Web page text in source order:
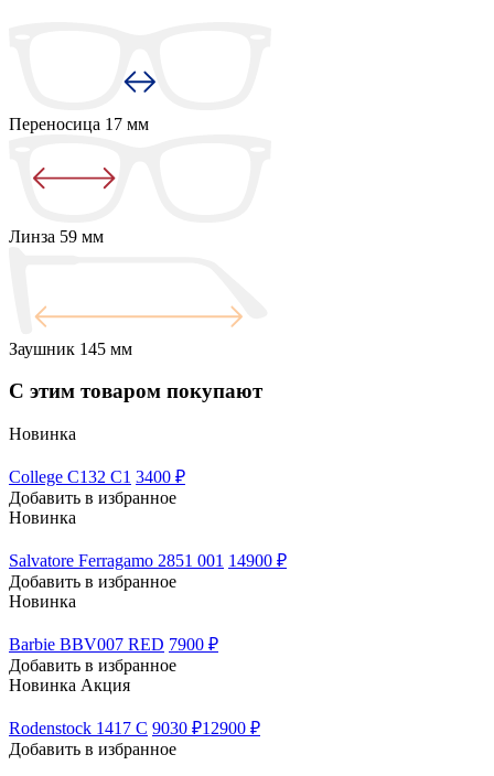
Переносица 17 мм
Линза 59 мм
Заушник 145 мм
С этим товаром покупают
Новинка
College C132 C1 3400 ₽
Добавить в избранное
Новинка
Salvatore Ferragamo 2851 001 14900 ₽
Добавить в избранное
Новинка
Barbie BBV007 RED 7900 ₽
Добавить в избранное
Новинка Акция
Rodenstock 1417 C 9030 ₽12900 ₽
Добавить в избранное